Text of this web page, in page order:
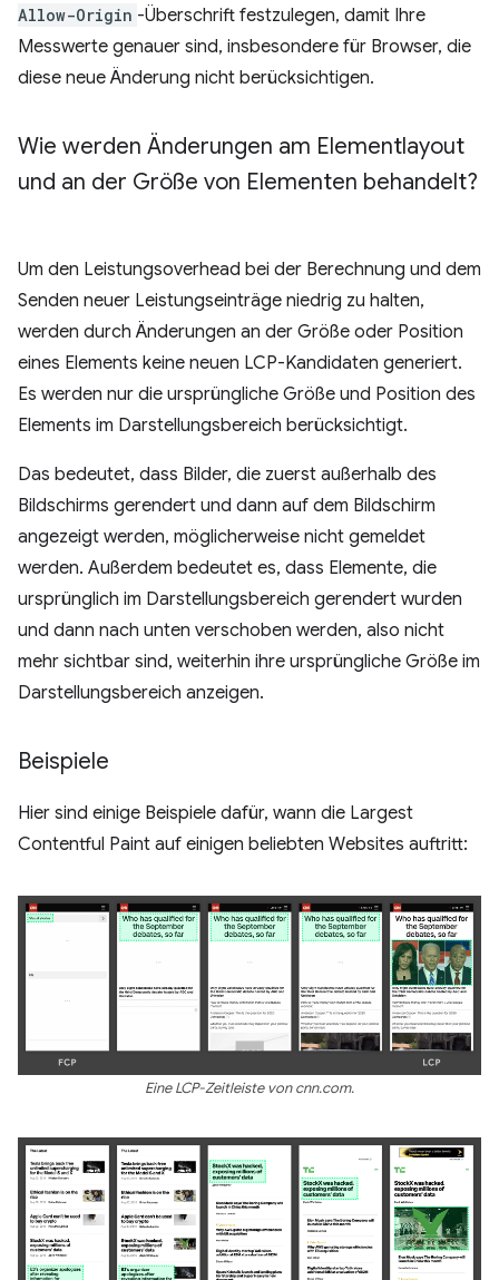
Allow-Origin -Überschrift festzulegen, damit Ihre
Messwerte genauer sind, insbesondere für Browser, die
diese neue Änderung nicht berücksichtigen.
Wie werden Änderungen am Elementlayout
und an der Größe von Elementen behandelt?
Um den Leistungsoverhead bei der Berechnung und dem
Senden neuer Leistungseinträge niedrig zu halten,
werden durch Änderungen an der Größe oder Position
eines Elements keine neuen LCP-Kandidaten generiert.
Es werden nur die ursprüngliche Größe und Position des
Elements im Darstellungsbereich berücksichtigt.
Das bedeutet, dass Bilder, die zuerst außerhalb des
Bildschirms gerendert und dann auf dem Bildschirm
angezeigt werden, möglicherweise nicht gemeldet
werden. Außerdem bedeutet es, dass Elemente, die
ursprünglich im Darstellungsbereich gerendert wurden
und dann nach unten verschoben werden, also nicht
mehr sichtbar sind, weiterhin ihre ursprüngliche Größe im
Darstellungsbereich anzeigen.
Beispiele
Hier sind einige Beispiele dafür, wann die Largest
Contentful Paint auf einigen beliebten Websites auftritt:
Eine LCP-Zeitleiste von cnn.com.